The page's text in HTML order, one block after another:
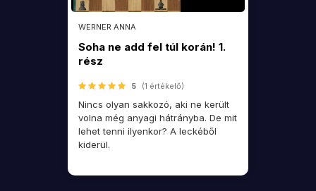
WERNER ANNA
Soha ne add fel túl korán! 1.
rész
5 (1 értékelő)
Nincs olyan sakkozó, aki ne került
volna még anyagi hátrányba. De mit
lehet tenni ilyenkor? A leckéből
kiderül.